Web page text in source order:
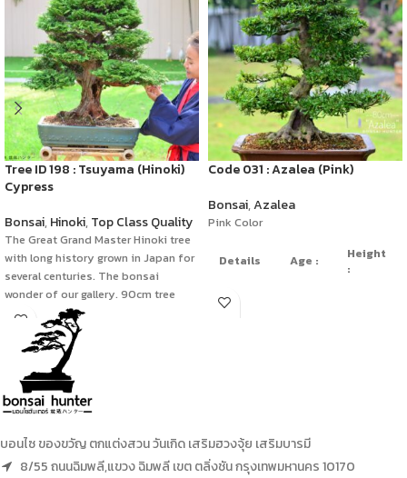
Tree ID 198 : Tsuyama (Hinoki)
Cypress
Bonsai,Hinoki,Top Class Quality
The Great Grand Master Hinoki tree
with long history grown in Japan for
several centuries. The bonsai
wonder of our gallery. 90cm tree
height, 60cm width with an old
unique pots.
Code 031 : Azalea (Pink)
Bonsai,Azalea
Pink Color
Details Age :
Height
:
บอนไซ ของขวัญ ตกแต่งสวน วันเกิด เสริมฮวงจุ้ย เสริมบารมี
8/55 ถนนฉิมพลี,แขวง ฉิมพลี เขต ตลิ่งชัน กรุงเทพมหานคร 10170